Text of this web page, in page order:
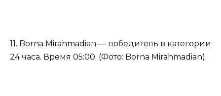
11. Borna Mirahmadian — победитель в категории
24 часа. Время 05:00. (Фото: Borna Mirahmadian).